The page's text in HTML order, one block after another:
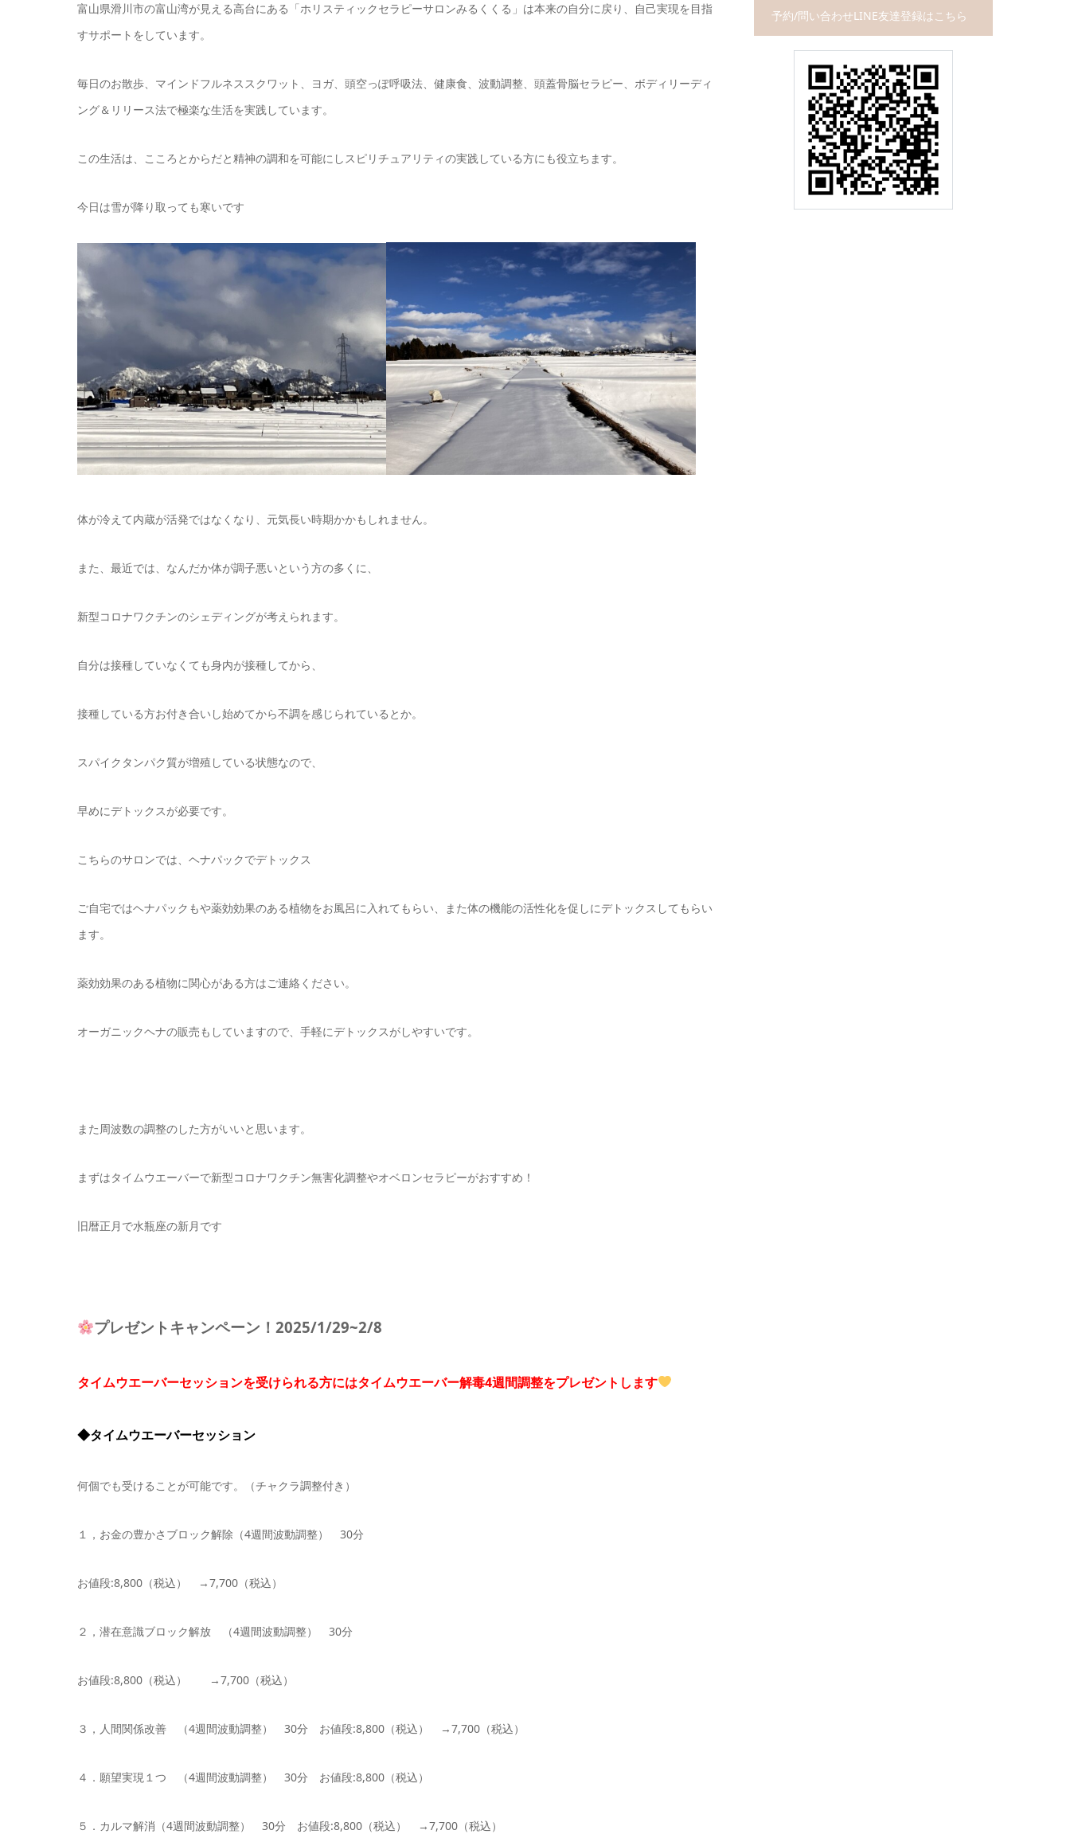
富山県滑川市の富山湾が見える高台にある「ホリスティックセラピーサロンみるくくる」は本来の自分に戻り、自己実現を目指
すサポートをしています。
毎日のお散歩、マインドフルネススクワット、ヨガ、頭空っぽ呼吸法、健康食、波動調整、頭蓋骨脳セラピー、ボディリーディ
ング＆リリース法で極楽な生活を実践しています。
この生活は、こころとからだと精神の調和を可能にしスピリチュアリティの実践している方にも役立ちます。
今日は雪が降り取っても寒いです
体が冷えて内蔵が活発ではなくなり、元気長い時期かかもしれません。
また、最近では、なんだか体が調子悪いという方の多くに、
新型コロナワクチンのシェディングが考えられます。
自分は接種していなくても身内が接種してから、
接種している方お付き合いし始めてから不調を感じられているとか。
スパイクタンパク質が増殖している状態なので、
早めにデトックスが必要です。
こちらのサロンでは、ヘナパックでデトックス
ご自宅ではヘナパックもや薬効効果のある植物をお風呂に入れてもらい、また体の機能の活性化を促しにデトックスしてもらい
ます。
薬効効果のある植物に関心がある方はご連絡ください。
オーガニックヘナの販売もしていますので、手軽にデトックスがしやすいです。
また周波数の調整のした方がいいと思います。
まずはタイムウエーバーで新型コロナワクチン無害化調整やオベロンセラピーがおすすめ！
旧暦正月で水瓶座の新月です
プレゼントキャンペーン！2025/1/29~2/8
タイムウエーバーセッションを受けられる方にはタイムウエーバー解毒4週間調整をプレゼントします
◆タイムウエーバーセッション
何個でも受けることが可能です。（チャクラ調整付き）
１，お金の豊かさブロック解除（4週間波動調整） 30分
お値段:8,800（税込） →7,700（税込）
２，潜在意識ブロック解放 （4週間波動調整） 30分
お値段:8,800（税込） →7,700（税込）
３，人間関係改善 （4週間波動調整） 30分 お値段:8,800（税込） →7,700（税込）
４．願望実現１つ （4週間波動調整） 30分 お値段:8,800（税込）
５．カルマ解消（4週間波動調整） 30分 お値段:8,800（税込） →7,700（税込）
予約/問い合わせLINE友達登録はこちら